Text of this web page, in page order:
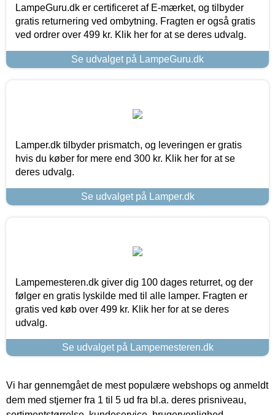
LampeGuru.dk er certificeret af E-mærket, og tilbyder
gratis returnering ved ombytning. Fragten er også gratis
ved ordrer over 499 kr. Klik her for at se deres udvalg.
Se udvalget på LampeGuru.dk
Lamper.dk tilbyder prismatch, og leveringen er gratis
hvis du køber for mere end 300 kr. Klik her for at se
deres udvalg.
Se udvalget på Lamper.dk
Lampemesteren.dk giver dig 100 dages returret, og der
følger en gratis lyskilde med til alle lamper. Fragten er
gratis ved køb over 499 kr. Klik her for at se deres
udvalg.
Se udvalget på Lampemesteren.dk
Vi har gennemgået de mest populære webshops og anmeldt
dem med stjerner fra 1 til 5 ud fra bl.a. deres prisniveau,